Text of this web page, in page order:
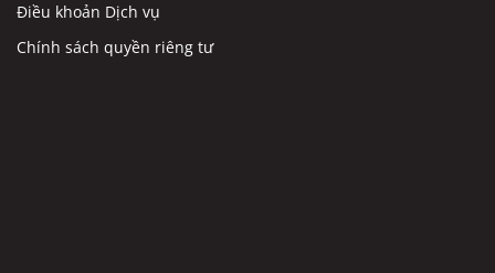
Điều khoản Dịch vụ
Chính sách quyền riêng tư